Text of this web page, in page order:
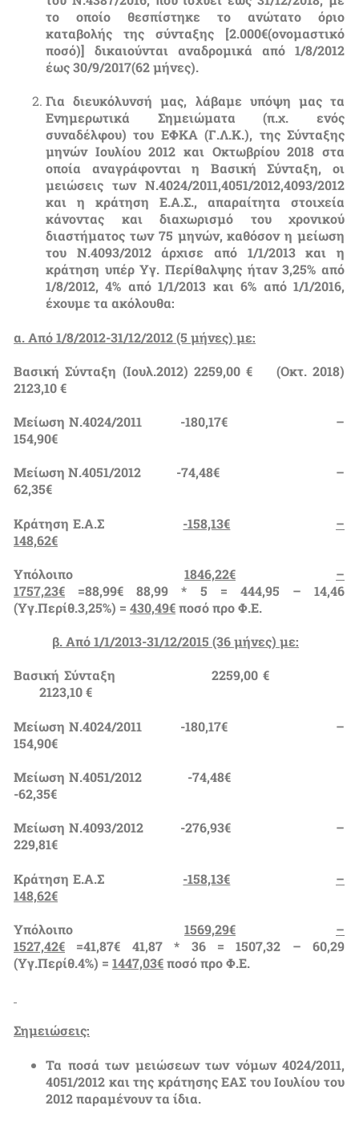
το οποίο θεσπίστηκε το ανώτατο όριο
καταβολής της σύνταξης [2.000€(ονομαστικό
ποσό)] δικαιούνται αναδρομικά από 1/8/2012
έως 30/9/2017(62 μήνες).
Για διευκόλυνσή μας, λάβαμε υπόψη μας τα
Ενημερωτικά Σημειώματα (π.χ. ενός
συναδέλφου) του ΕΦΚΑ (Γ.Λ.Κ.), της Σύνταξης
μηνών Ιουλίου 2012 και Οκτωβρίου 2018 στα
οποία αναγράφονται η Βασική Σύνταξη, οι
μειώσεις των Ν.4024/2011,4051/2012,4093/2012
και η κράτηση Ε.Α.Σ., απαραίτητα στοιχεία
κάνοντας και διαχωρισμό του χρονικού
διαστήματος των 75 μηνών, καθόσον η μείωση
του Ν.4093/2012 άρχισε από 1/1/2013 και η
κράτηση υπέρ Υγ. Περίθαλψης ήταν 3,25% από
1/8/2012, 4% από 1/1/2013 και 6% από 1/1/2016,
έχουμε τα ακόλουθα:
α. Από 1/8/2012-31/12/2012 (5 μήνες) με:
Βασική Σύνταξη (Ιουλ.2012) 2259,00 € (Οκτ. 2018)
2123,10 €
Μείωση Ν.4024/2011 -180,17€ –
154,90€
Μείωση Ν.4051/2012 -74,48€ –
62,35€
Κράτηση Ε.Α.Σ -158,13€
–
148,62€
Υπόλοιπο 1846,22€
–
1757,23€ =88,99€ 88,99 * 5 = 444,95 – 14,46
(Υγ.Περίθ.3,25%) = 430,49€ποσό προ Φ.Ε.
β.Από 1/1/2013-31/12/2015 (36 μήνες) με:
Βασική Σύνταξη 2259,00 €
2123,10 €
Μείωση Ν.4024/2011 -180,17€ –
154,90€
Μείωση Ν.4051/2012 -74,48€
-62,35€
Μείωση Ν.4093/2012 -276,93€ –
229,81€
Κράτηση Ε.Α.Σ -158,13€
–
148,62€
Υπόλοιπο 1569,29€
–
1527,42€ =41,87€ 41,87 * 36 = 1507,32 – 60,29
(Υγ.Περίθ.4%) = 1447,03€ποσό προ Φ.Ε.
Σημειώσεις:
Τα ποσά των μειώσεων των νόμων 4024/2011,
4051/2012 και της κράτησης ΕΑΣ του Ιουλίου του
2012 παραμένουν τα ίδια.